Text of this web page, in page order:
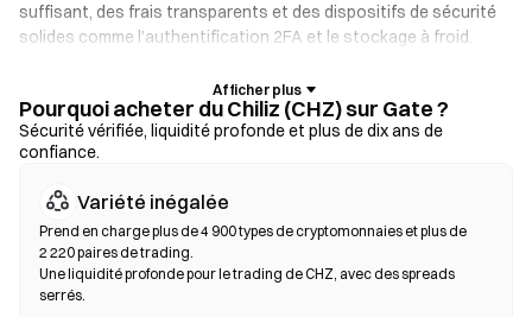
suffisant, des frais transparents et des dispositifs de sécurité
solides comme l’authentification 2FA et le stockage à froid.
Portefeuilles crypto
Pour les utilisateurs qui privilégient l’auto-garde. Les
portefeuilles non custodial vous permettent de conserver vos
l’interface du portefeuille. Certains portefeuilles prennent aussi
en charge un on-ramp fiat, permettant d’acheter des CHZ par
carte bancaire sans passer par un exchange. Sauvegardez
toujours votre phrase seed et vérifiez les adresses de contrat
avant de confirmer une transaction.
Pourquoi acheter du Chiliz (CHZ) sur Gate ?
Sécurité vérifiée, liquidité profonde et plus de dix ans de
confiance.
Variété inégalée
Prend en charge plus de 4 900 types de cryptomonnaies et plus de
2 220 paires de trading.
Une liquidité profonde pour le trading de CHZ, avec des spreads
serrés.